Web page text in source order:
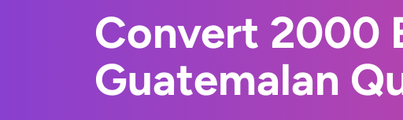
Convert 2000
Guatemalan